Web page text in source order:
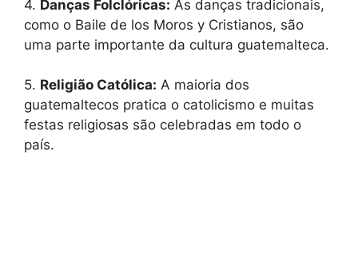
4. Danças Folclóricas: As danças tradicionais,
como o Baile de los Moros y Cristianos, são
uma parte importante da cultura guatemalteca.
5. Religião Católica: A maioria dos
guatemaltecos pratica o catolicismo e muitas
festas religiosas são celebradas em todo o
país.